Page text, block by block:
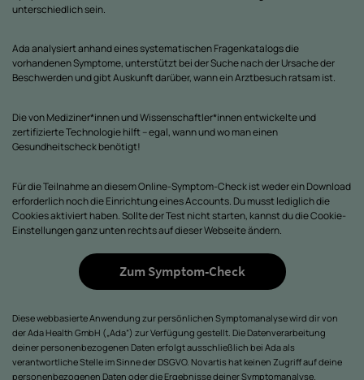
unterschiedlich sein.
Ada analysiert anhand eines systematischen Fragenkatalogs die
vorhandenen Symptome, unterstützt bei der Suche nach der Ursache der
Beschwerden und gibt Auskunft darüber, wann ein Arztbesuch ratsam ist.
Die von Mediziner*innen und Wissenschaftler*innen entwickelte und
zertifizierte Technologie hilft – egal, wann und wo man einen
Gesundheitscheck benötigt!
Für die Teilnahme an diesem Online-Symptom-Check ist weder ein Download
erforderlich noch die Einrichtung eines Accounts. Du musst lediglich die
Cookies aktiviert haben. Sollte der Test nicht starten, kannst du die Cookie-
Einstellungen ganz unten rechts auf dieser Webseite ändern.
Zum Symptom-Check
Diese webbasierte Anwendung zur persönlichen Symptomanalyse wird dir von
der Ada Health GmbH („Ada“) zur Verfügung gestellt. Die Datenverarbeitung
deiner personenbezogenen Daten erfolgt ausschließlich bei Ada als
verantwortliche Stelle im Sinne der DSGVO. Novartis hat keinen Zugriff auf deine
personenbezogenen Daten oder die Ergebnisse deiner Symptomanalyse.